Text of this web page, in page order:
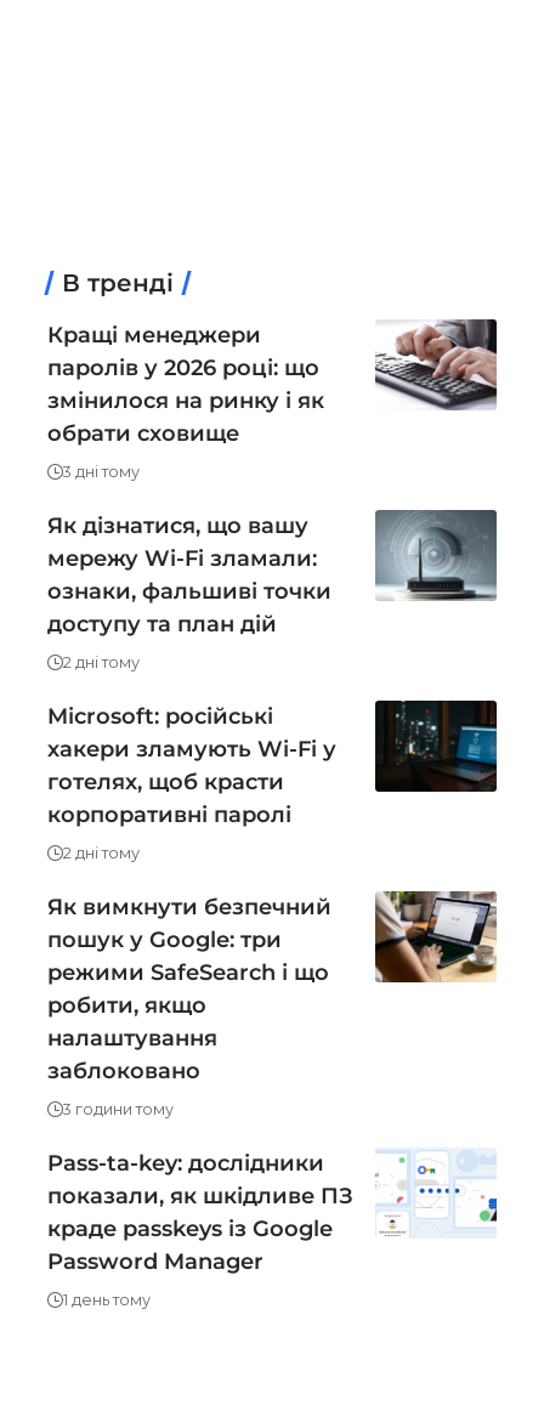
В тренді
Кращі менеджери
паролів у 2026 році: що
змінилося на ринку і як
обрати сховище
3 дні тому
Як дізнатися, що вашу
мережу Wi-Fi зламали:
ознаки, фальшиві точки
доступу та план дій
2 дні тому
Microsoft: російські
хакери зламують Wi-Fi у
готелях, щоб красти
корпоративні паролі
2 дні тому
Як вимкнути безпечний
пошук у Google: три
режими SafeSearch і що
робити, якщо
налаштування
заблоковано
3 години тому
Pass-ta-key: дослідники
показали, як шкідливе ПЗ
краде passkeys із Google
Password Manager
1 день тому